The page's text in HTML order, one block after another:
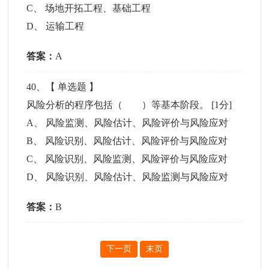
C 、场地开拓工程、基础工程
D 、运输工程
答案： A
40 、【单选题 】
风险分析的程序包括（ ）等基本阶段。 [1分]
A
风险监测、风险估计、风险评价与风险应对
B
风险识别、风险估计、风险评价与风险应对
C
风险识别、风险监测、风险评价与风险应对
D
风险识别、风险估计、风险监测与风险应对
答案：B
下一页 末页